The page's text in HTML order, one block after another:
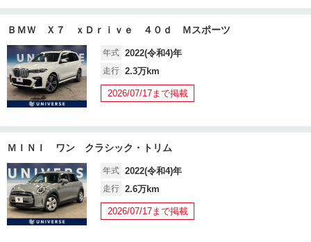
ＢＭＷ Ｘ７ ｘＤｒｉｖｅ ４０ｄ Ｍスポーツ
年式 2022(令和4)年
走行 2.3万km
2026/07/17まで掲載
ＭＩＮＩ ワン クラシック・トリム
年式 2022(令和4)年
走行 2.6万km
2026/07/17まで掲載